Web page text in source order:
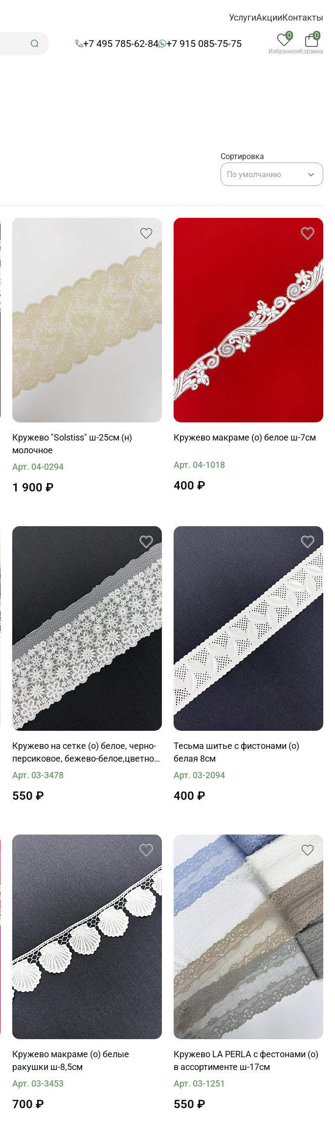
УслугиАкцииКонтакты
+7 495 785-62-84 +7 915 085-75-75
0
Избранное
0
Корзина
Сортировка
По умолчанию
Кружево "Solstiss" ш-25см (н)
молочное
Арт. 04-0294
1 900 ₽
Кружево макраме (о) белое ш-7см
Арт. 04-1018
400 ₽
Кружево на сетке (о) белое, черно-
персиковое, бежево-белое,цветное
ш-17см
Арт. 03-3478
550 ₽
Тесьма шитье с фистонами (о)
белая 8см
Арт. 03-2094
400 ₽
Кружево макраме (о) белые
ракушки ш-8,5см
Арт. 03-3453
700 ₽
Кружево LA PERLA с фестонами (о)
в ассортименте ш-17см
Арт. 03-1251
550 ₽